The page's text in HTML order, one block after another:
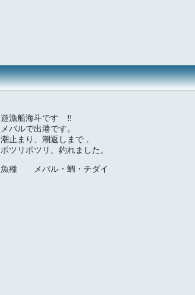
遊漁船海斗です ‼
メバルで出港です。
潮止まり、潮返しまで，
ポツリポツリ、釣れました。
魚種 メバル・鯛・チダイ